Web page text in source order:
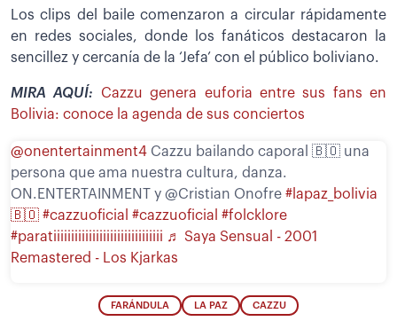
Los clips del baile comenzaron a circular rápidamente
en redes sociales, donde los fanáticos destacaron la
sencillez y cercanía de la ‘Jefa’ con el público boliviano.
MIRA AQUÍ: Cazzu genera euforia entre sus fans en
Bolivia: conoce la agenda de sus conciertos
@onentertainment4 Cazzu bailando caporal 🇧🇴 una
persona que ama nuestra cultura, danza.
ON.ENTERTAINMENT y @Cristian Onofre #lapaz_bolivia
🇧🇴 #cazzuoficial #cazzuoficial #folcklore
#paratiiiiiiiiiiiiiiiiiiiiiiiiiiiiiii ♬ Saya Sensual - 2001
Remastered - Los Kjarkas
FARÁNDULA LA PAZ CAZZU